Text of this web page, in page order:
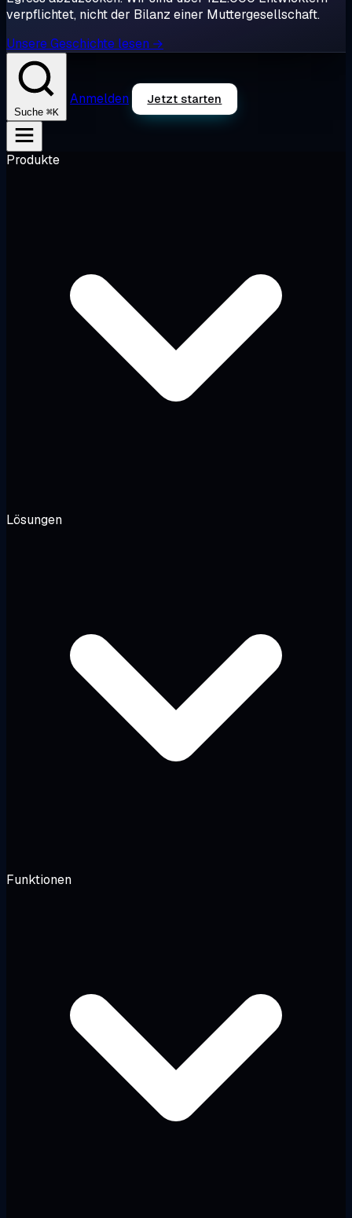
verpflichtet, nicht der Bilanz einer Muttergesellschaft.
Unsere Geschichte lesen →
Suche ⌘K
Anmelden Jetzt starten
Produkte
Lösungen
Funktionen